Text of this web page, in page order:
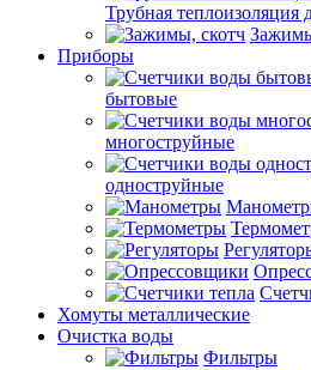
Трубная теплоизоляция
Приборы
бытовые
многоструйные
одноструйные
Хомуты металлические
Очистка воды
Фильтры